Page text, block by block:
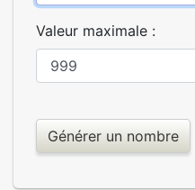
Valeur maximale :